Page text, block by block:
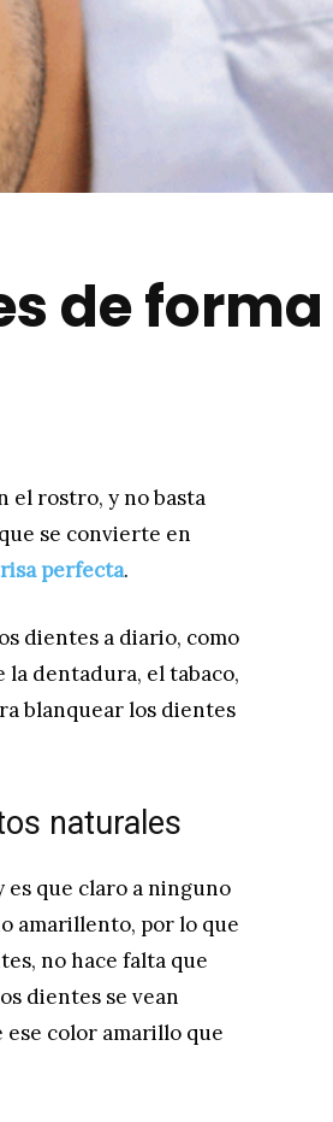
de
el rostro, y no basta
se convierte en
perfecta.
dientes a diario, como
dentadura, el tabaco,
blanquear los dientes
naturales
es que claro a ninguno
amarillento, por lo que
no hace falta que
dientes se vean
color amarillo que